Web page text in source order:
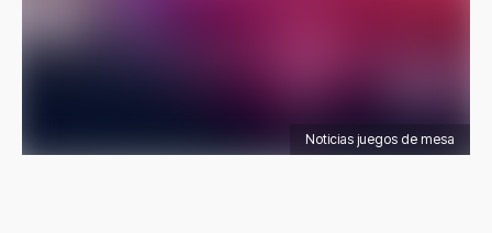
Noticias juegos de mesa